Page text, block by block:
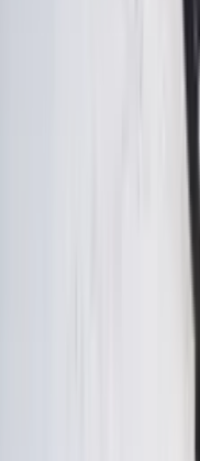
· Livraison ou
Boîte à fusibles
6025410528
d'occasion (2001/
· Livraison ou
Résistance
Avantime
et d'occasion